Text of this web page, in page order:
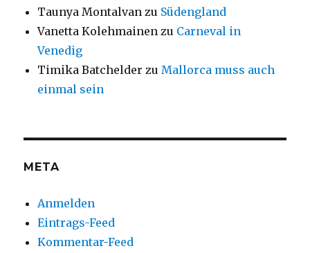
Taunya Montalvan zu Südengland
Vanetta Kolehmainen zu Carneval in
Venedig
Timika Batchelder zu Mallorca muss auch
einmal sein
META
Anmelden
Eintrags-Feed
Kommentar-Feed